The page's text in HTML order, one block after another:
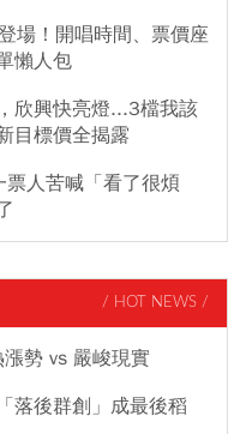
場！開唱時間、票價座
懶人包
欣興快亮燈...3檔我該
目標價全揭露
票人苦喊「看了很煩
/ HOT NEWS /
勢 vs 嚴峻現實
落後群創」成最後稻